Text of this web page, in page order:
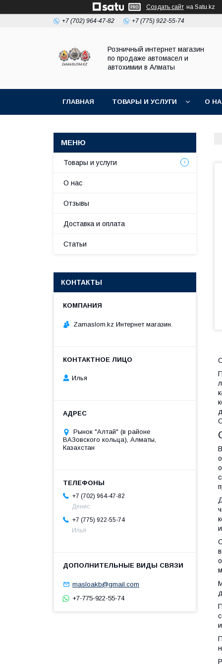
Создать сайт на Satu.kz
+7 (702) 964-47-82 +7 (775) 922-55-74
Розничный интернет магазин
по продаже автомасел и
автохимии в Алматы
ГЛАВНАЯ ТОВАРЫ И УСЛУГИ О
Товары и услуги
О нас
Отзывы
Доставка и оплата
Статьи
КОНТАКТЫ
Zamaslom.kz Интернет магазин.
Илья
Рынок "Алтай" (в районе
ВАЗовского кольца), Алматы,
Казахстан
+7 (702) 964-47-82
Денис
+7 (775) 922-55-74
Илья
masloakb@gmail.com
+7-775-922-55-74